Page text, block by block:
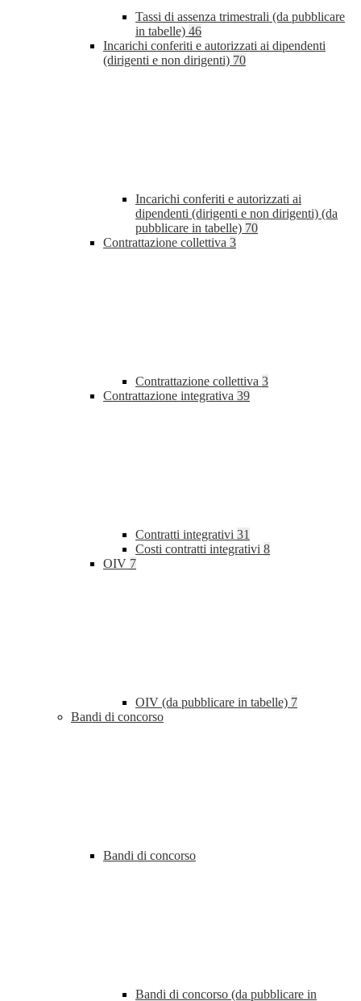
Tassi di assenza trimestrali (da pubblicare
in tabelle) 46
Incarichi conferiti e autorizzati ai dipendenti
(dirigenti e non dirigenti) 70
Incarichi conferiti e autorizzati ai
dipendenti (dirigenti e non dirigenti) (da
pubblicare in tabelle) 70
Contrattazione collettiva 3
Contrattazione collettiva 3
Contrattazione integrativa 39
Contratti integrativi 31
Costi contratti integrativi 8
OIV 7
OIV (da pubblicare in tabelle) 7
Bandi di concorso
Bandi di concorso
Bandi di concorso (da pubblicare in